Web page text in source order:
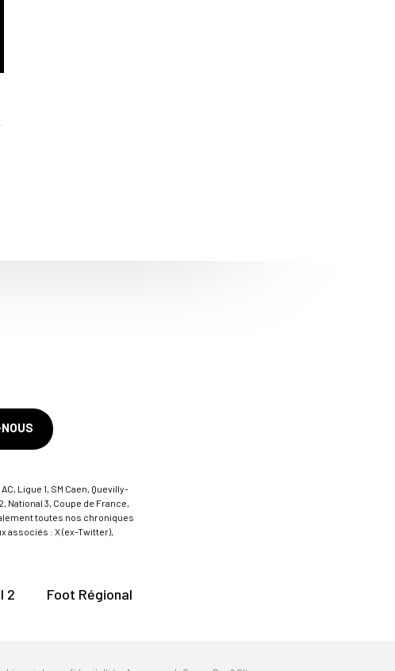
Ligue 1, SM Caen, Quevilly-
National 3, Coupe de France,
toutes nos chroniques
associés : X (ex-Twitter),
2 Foot Régional